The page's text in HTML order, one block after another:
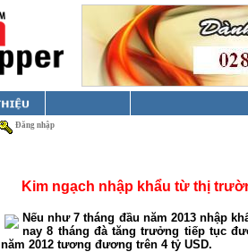
Đăng nhập
Kim ngạch nhập khẩu từ thị
Nếu như 7 tháng đầu năm 2013 nhập
nay 8 tháng đà tăng trưởng tiếp tục
năm 2012 tương đương trên 4 tỷ USD.